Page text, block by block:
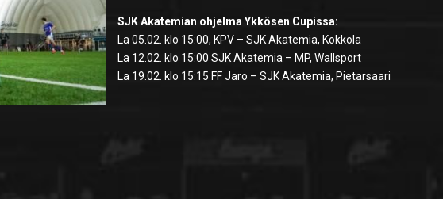
SJK Akatemian ohjelma Ykkösen Cupissa:
La 05.02. klo 15:00, KPV – SJK Akatemia, Kokkola
La 12.02. klo 15:00 SJK Akatemia – MP, Wallsport
La 19.02. klo 15:15 FF Jaro – SJK Akatemia, Pietarsaari